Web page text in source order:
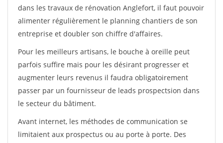
dans les travaux de rénovation Anglefort, il faut pouvoir
alimenter régulièrement le planning chantiers de son
entreprise et doubler son chiffre d'affaires.
Pour les meilleurs artisans, le bouche à oreille peut
parfois suffire mais pour les désirant progresser et
augmenter leurs revenus il faudra obligatoirement
passer par un fournisseur de leads prospectsion dans
le secteur du bâtiment.
Avant internet, les méthodes de communication se
limitaient aux prospectus ou au porte à porte. Des